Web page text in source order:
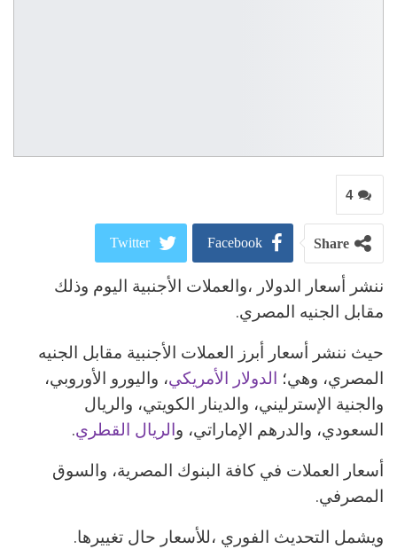
4
Share
Facebook
Twitter
Google+
ReddIt
البريد الالكتروني
ننشر أسعار الدولار ،والعملات الأجنبية اليوم وذلك
مقابل الجنيه المصري.
حيث ننشر أسعار أبرز العملات الأجنبية مقابل الجنيه
المصري، وهي؛ الدولار الأمريكي، واليورو الأوروبي،
والجنية الإسترليني، والدينار الكويتي، والريال
السعودي، والدرهم الإماراتي، والريال القطري.
أسعار العملات في كافة البنوك المصرية، والسوق
المصرفي.
ويشمل التحديث الفوري ،للأسعار حال تغييرها.